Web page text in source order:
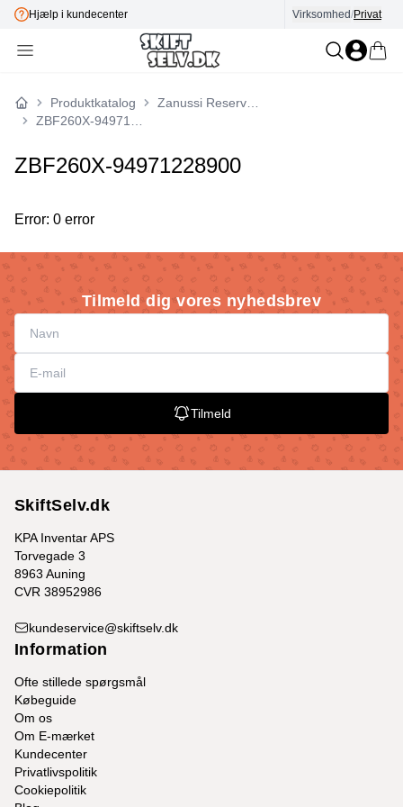
Hjælp i kundecenter E-mærket
Virksomhed/Privat
Forside
Produktkatalog
ZBF260X-94971228900
Error: 0 error
Tilmeld dig vores nyhedsbrev
Tilmeld
SkiftSelv.dk
KPA Inventar APS
Torvegade 3
8963 Auning
CVR 38952986
kundeservice@skiftselv.dk
Information
Ofte stillede spørgsmål
Købeguide
Om os
Om E-mærket
Kundecenter
Privatlivspolitik
Cookiepolitik